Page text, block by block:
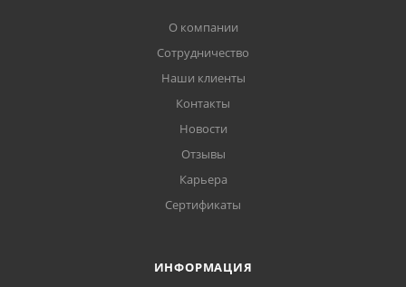
О компании
Сотрудничество
Наши клиенты
Контакты
Новости
Отзывы
Карьера
Сертификаты
ИНФОРМАЦИЯ